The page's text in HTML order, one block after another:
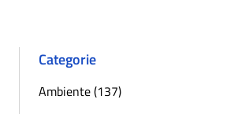
Categorie
Ambiente (137)